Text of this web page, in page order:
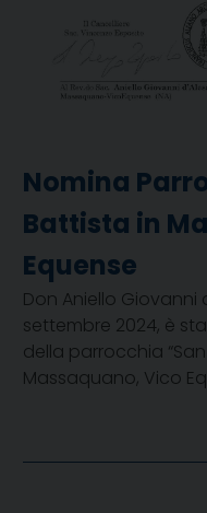
Nomina
Battista in
Equense
Don Aniello Giovanni
settembre 2024, è
della parrocchia
Massaquano, Vico